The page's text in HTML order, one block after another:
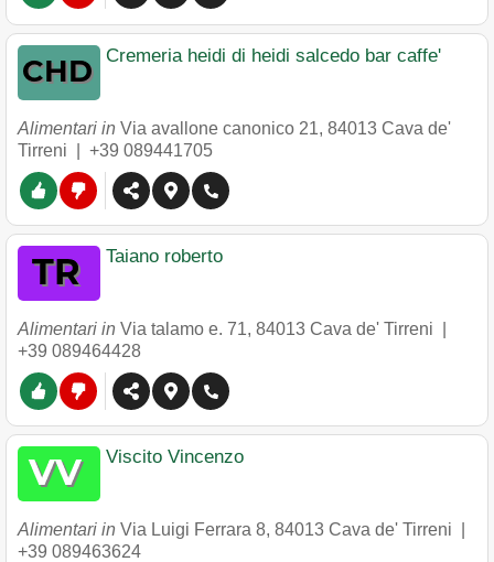
Cremeria heidi di heidi salcedo bar caffe'
Alimentari in Via avallone canonico 21, 84013 Cava de'
Tirreni
+39 089441705
Taiano roberto
Alimentari in Via talamo e. 71, 84013 Cava de' Tirreni
+39 089464428
Viscito Vincenzo
Alimentari in Via Luigi Ferrara 8, 84013 Cava de' Tirreni
+39 089463624